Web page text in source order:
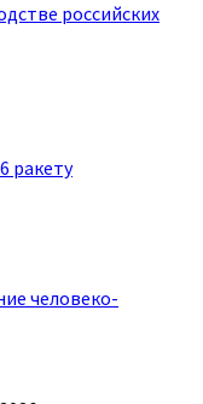
российских
ракету
человеко-